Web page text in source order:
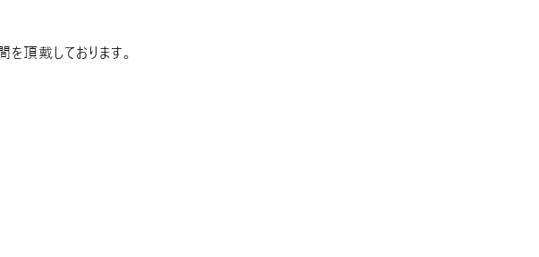
頂戴しております。